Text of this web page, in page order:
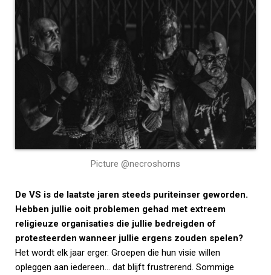
Picture @necroshorns
De VS is de laatste jaren steeds puriteinser geworden.
Hebben jullie ooit problemen gehad met extreem
religieuze organisaties die jullie bedreigden of
protesteerden wanneer jullie ergens zouden spelen?
Het wordt elk jaar erger. Groepen die hun visie willen
opleggen aan iedereen… dat blijft frustrerend. Sommige